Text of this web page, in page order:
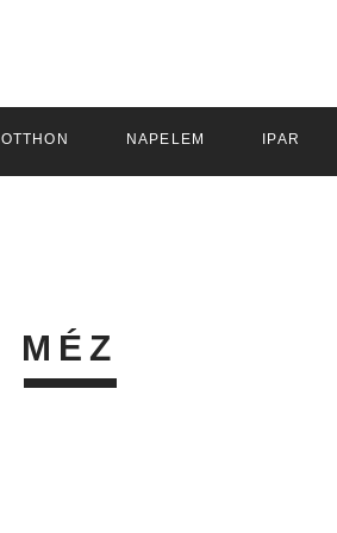
OTTHON NAPELEM IPAR
MÉZ